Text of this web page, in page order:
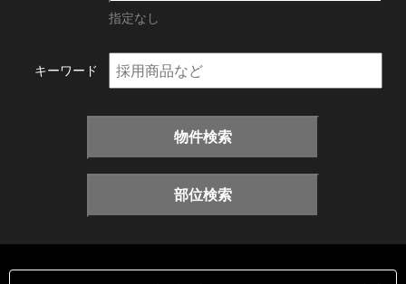
指定なし
キーワード
物件検索
部位検索